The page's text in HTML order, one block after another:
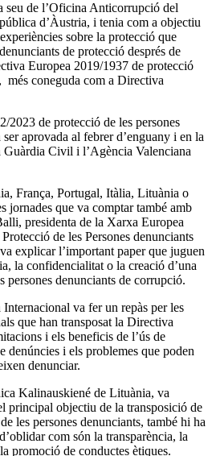
seu de l’Oficina Anticorrupció del
d’Àustria, i tenia com a objectiu
sobre la protecció que
de protecció després de
Europea 2019/1937 de protecció
més coneguda com a Directiva
2023 de protecció de les persones
aprovada al febrer d’enguany i en la
Guàrdia Civil i l’Agència Valenciana
França, Portugal, Itàlia, Lituània o
jornades que va comptar també amb
presidenta de la Xarxa Europea
de les Persones denunciants
explicar l’important paper que juguen
la confidencialitat o la creació d’una
persones denunciants de corrupció.
va fer un repàs per les
que han transposat la Directiva
i els beneficis de l’ús de
denúncies i els problemes que poden
denunciar.
Kalinauskiené de Lituània, va
principal objectiu de la transposició de
les persones denunciants, també hi ha
com són la transparència, la
promoció de conductes ètiques.